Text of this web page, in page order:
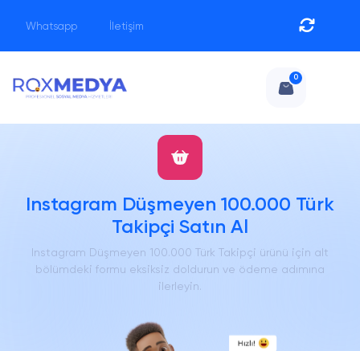
Whatsapp İletişim
0
Instagram Düşmeyen 100.000 Türk
Takipçi Satın Al
Instagram Düşmeyen 100.000 Türk Takipçi ürünü için alt
bölümdeki formu eksiksiz doldurun ve ödeme adımına
ilerleyin.